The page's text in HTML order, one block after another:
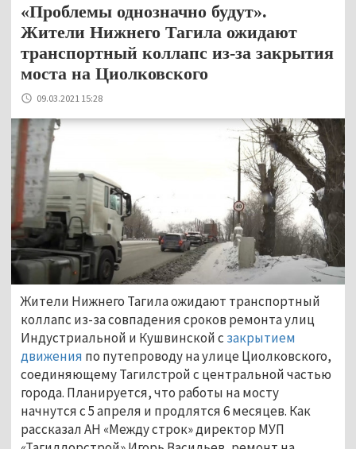
«Проблемы однозначно будут».
Жители Нижнего Тагила ожидают
транспортный коллапс из-за закрытия
моста на Циолковского
09.03.2021 15:28
Жители Нижнего Тагила ожидают транспортный
коллапс из-за совпадения сроков ремонта улиц
Индустриальной и Кушвинской с закрытием
движения по путепроводу на улице Циолковского,
соединяющему Тагилстрой с центральной частью
города. Планируется, что работы на мосту
начнутся с 5 апреля и продлятся 6 месяцев. Как
рассказал АН «Между строк» директор МУП